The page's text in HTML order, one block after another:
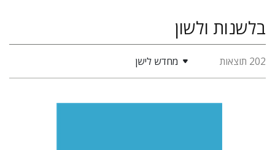
בלשנות ולשון
202 תוצאות מחדש לישן